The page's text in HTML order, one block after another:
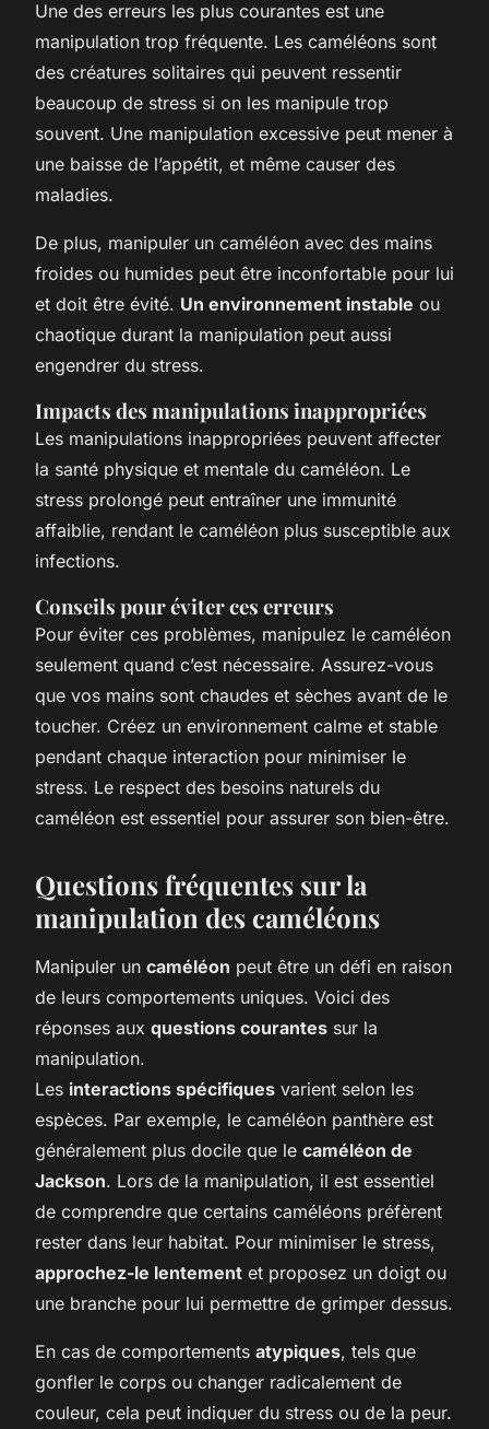
Une des erreurs les plus courantes est une
manipulation trop fréquente. Les caméléons sont
des créatures solitaires qui peuvent ressentir
beaucoup de stress si on les manipule trop
souvent. Une manipulation excessive peut mener à
une baisse de l’appétit, et même causer des
maladies.
De plus, manipuler un caméléon avec des mains
froides ou humides peut être inconfortable pour lui
et doit être évité. Un environnement instable ou
chaotique durant la manipulation peut aussi
engendrer du stress.
Impacts des manipulations inappropriées
Les manipulations inappropriées peuvent affecter
la santé physique et mentale du caméléon. Le
stress prolongé peut entraîner une immunité
affaiblie, rendant le caméléon plus susceptible aux
infections.
Conseils pour éviter ces erreurs
Pour éviter ces problèmes, manipulez le caméléon
seulement quand c’est nécessaire. Assurez-vous
que vos mains sont chaudes et sèches avant de le
toucher. Créez un environnement calme et stable
pendant chaque interaction pour minimiser le
stress. Le respect des besoins naturels du
caméléon est essentiel pour assurer son bien-être.
Questions fréquentes sur la
manipulation des caméléons
Manipuler un caméléon peut être un défi en raison
de leurs comportements uniques. Voici des
réponses aux questions courantes sur la
manipulation.
Les interactions spécifiques varient selon les
espèces. Par exemple, le caméléon panthère est
généralement plus docile que le caméléon de
Jackson. Lors de la manipulation, il est essentiel
de comprendre que certains caméléons préfèrent
rester dans leur habitat. Pour minimiser le stress,
approchez-le lentement et proposez un doigt ou
une branche pour lui permettre de grimper dessus.
En cas de comportements atypiques, tels que
gonfler le corps ou changer radicalement de
couleur, cela peut indiquer du stress ou de la peur.